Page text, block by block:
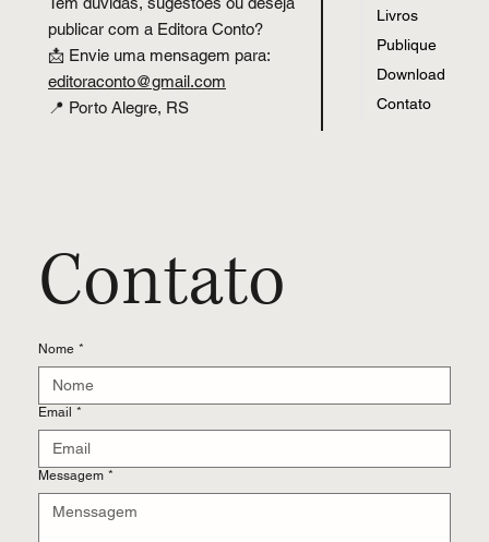
publicar com a Editora Conto?
📩 Envie uma mensagem para:
editoraconto@gmail.com
📍 Porto Alegre, RS
Livros
Publique
Download
Contato
Contato
Nome *
Email *
Messagem *